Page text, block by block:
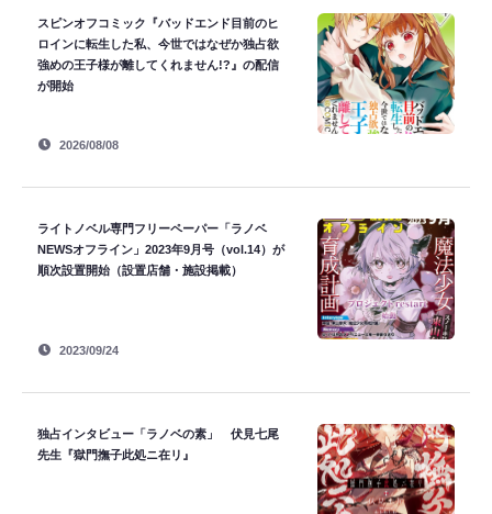
スピンオフコミック『バッドエンド目前のヒ
ロインに転生した私、今世ではなぜか独占欲
強めの王子様が離してくれません!?』の配信
が開始
2026/08/08
ライトノベル専門フリーペーパー「ラノベ
NEWSオフライン」2023年9月号（vol.14）が
順次設置開始（設置店舗・施設掲載）
2023/09/24
独占インタビュー「ラノベの素」 伏見七尾
先生『獄門撫子此処ニ在リ』